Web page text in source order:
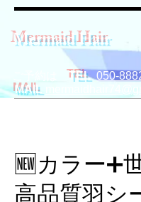
Mermaid Hair
TEL 050-
MAIL
🆕カラー➕
高品質羽シ